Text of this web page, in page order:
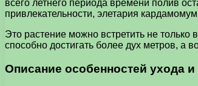
всего летнего периода времени полив
привлекательности, элетария
Это растение можно встретить не
способно достигать более дух метров, а
Описание особенностей ухода